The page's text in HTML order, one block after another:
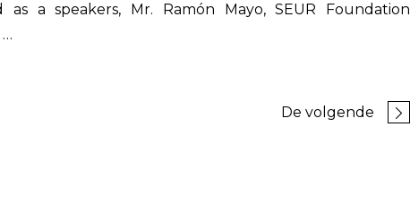
a speakers, Mr. Ramón Mayo, SEUR Foundation
…
De volgende